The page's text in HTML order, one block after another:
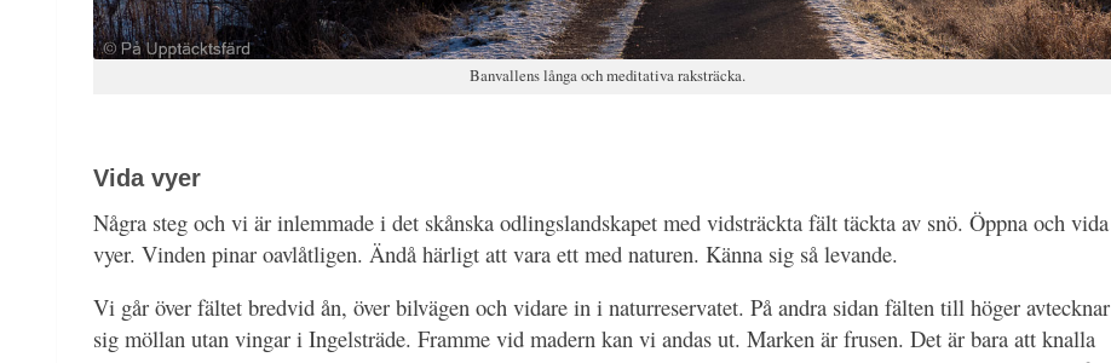
Banvallens långa och meditativa raksträcka.
Vida vyer
Några steg och vi är inlemmade i det skånska odlingslandskapet med vidsträckta fält täckta av snö. Öppna och vida
vyer. Vinden pinar oavlåtligen. Ändå härligt att vara ett med naturen. Känna sig så levande.
Vi går över fältet bredvid ån, över bilvägen och vidare in i naturreservatet. På andra sidan fälten till höger avtecknar
sig möllan utan vingar i Ingelsträde. Framme vid madern kan vi andas ut. Marken är frusen. Det är bara att knalla